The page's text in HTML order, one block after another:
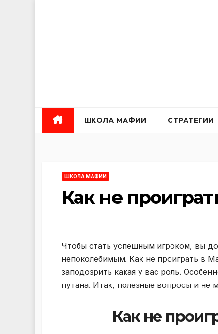
ШКОЛА МАФИИ СТРАТЕГИИ
ШКОЛА МАФИИ
Как не
Чтобы стать успешным игроком, вы
непоколебимым. Как не проиграть в
заподозрить какая у вас роль.
путана. Итак, полезные вопросы и не
Как не